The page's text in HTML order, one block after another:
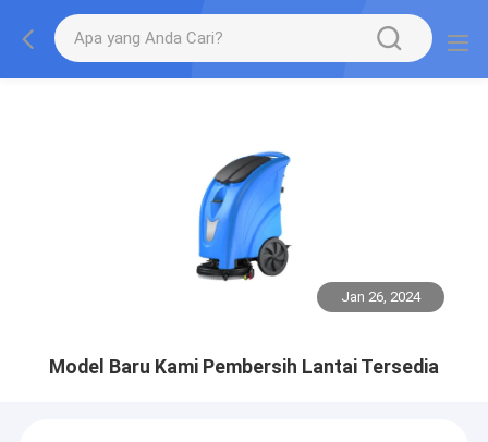
Jan 26, 2024
Model Baru Kami Pembersih Lantai Tersedia